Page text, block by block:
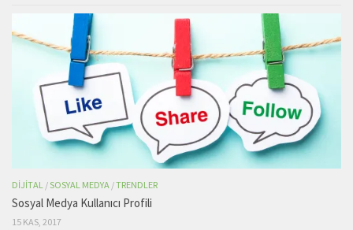
DIJITAL /SOSYAL MEDYA /TRENDLER
Sosyal Medya Kullanıcı Profili
15 KAS, 2017